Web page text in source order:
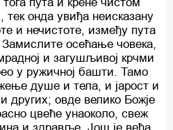
пута и крене чистом
онда увиђа неисказану
и нечистоте, између пута
осећање човека,
и загушљивој крчми
у ружичној башти. Тамо
душе и тела, и јарост и
других; овде велико Божје
цвеће унаоколо, свеж